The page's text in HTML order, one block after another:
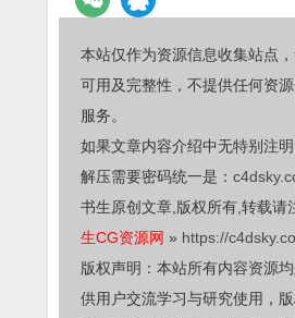
本站仅作为资源信息收集站点
可用及完整性，不提供任何资
服务。
如果文章内容介绍中无特别注
解压需要密码统一是：
书生原创文章,版权所有,转载请
生CG资源网 » https://
版权声明：本站所有内容资源
供用户交流学习与研究使用，